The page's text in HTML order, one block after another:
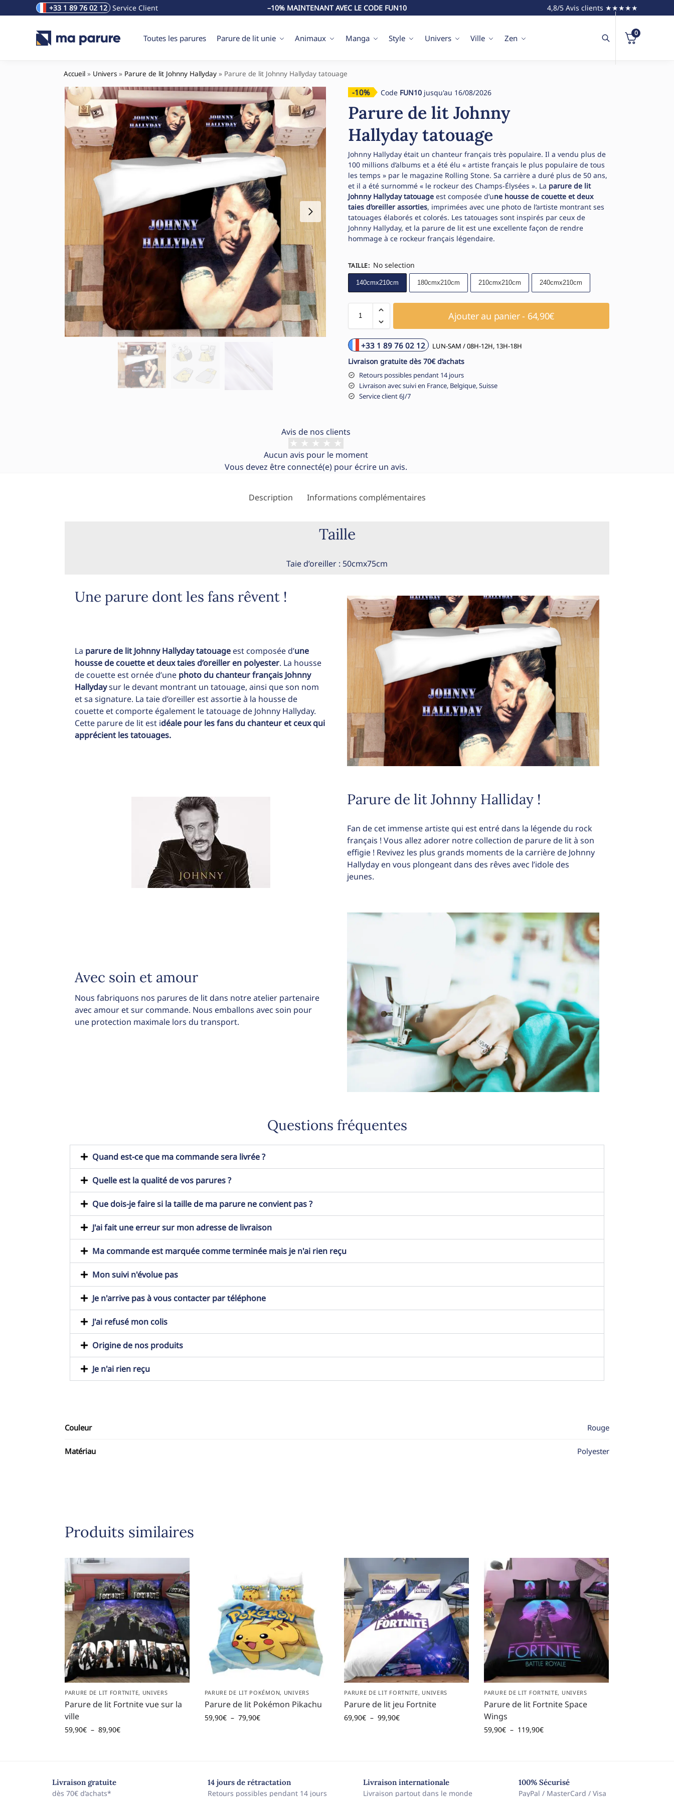
+33 1 89 76 02 12 Service Client –10% MAINTENANT AVEC LE CODE FUN10 4,8/5 Avis clients ★★★★★
Toutes les parures Parure de lit unie Animaux Manga Style Univers Ville Zen
Rechercher un produit
0
Accueil » Univers » Parure de lit Johnny Hallyday » Parure de lit Johnny Hallyday tatouage
-10% Code FUN10jusqu'au 16/08/2026
Parure de lit Johnny
Hallyday tatouage
Johnny Hallyday était un chanteur français très populaire. Il a vendu plus de
100 millions d’albums et a été élu « artiste français le plus populaire de tous
les temps » par le magazine Rolling Stone. Sa carrière a duré plus de 50 ans,
et il a été surnommé « le rockeur des Champs-Élysées ». La parure de lit
Johnny Hallyday tatouageest composée d’une housse de couette et deux
taies d’oreiller assorties, imprimées avec une photo de l’artiste montrant ses
tatouages ​​élaborés et colorés. Les tatouages ​​sont inspirés par ceux de
Johnny Hallyday, et la parure de lit est une excellente façon de rendre
hommage à ce rockeur français légendaire.
TAILLE: No selection
140cmx210cm 180cmx210cm 210cmx210cm 240cmx210cm
Ajouter au panier - 64,90€
+33 1 89 76 02 12 LUN-SAM / 08H-12H, 13H-18H
Livraison gratuite dès 70€ d’achats
Retours possibles pendant 14 jours
Livraison avec suivi en France, Belgique, Suisse
Service client 6J/7
Avis de nos clients
Aucun avis pour le moment
Vous devez être connecté(e) pour écrire un avis.
Description Informations complémentaires
Taille
Taie d’oreiller : 50cmx75cm
Une parure dont les fans rêvent !
La parure de lit Johnny Hallyday tatouageest composée d’une
housse de couette et deux taies d’oreiller en polyester. La housse
de couette est ornée d’unephoto du chanteur français Johnny
Hallydaysur le devant montrant un tatouage, ainsi que son nom
et sa signature. La taie d’oreiller est assortie à la housse de
couette et comporte également le tatouage de Johnny Hallyday.
Cette parure de lit est idéale pour les fans du chanteur et ceux qui
apprécient les tatouages.
Parure de lit Johnny Halliday !
Fan de cet immense artiste qui est entré dans la légende du rock
français ! Vous allez adorer notre collection de parure de lit à son
effigie ! Revivez les plus grands moments de la carrière de Johnny
Hallyday en vous plongeant dans des rêves avec l’idole des
jeunes.
Avec soin et amour
Nous fabriquons nos parures de lit dans notre atelier partenaire
avec amour et sur commande. Nous emballons avec soin pour
une protection maximale lors du transport.
Questions fréquentes
Quand est-ce que ma commande sera livrée ?
Quelle est la qualité de vos parures ?
Que dois-je faire si la taille de ma parure ne convient pas ?
J'ai fait une erreur sur mon adresse de livraison
Ma commande est marquée comme terminée mais je n'ai rien reçu
Mon suivi n'évolue pas
Je n'arrive pas à vous contacter par téléphone
J'ai refusé mon colis
Origine de nos produits
Je n'ai rien reçu
Couleur Rouge
Matériau Polyester
Produits similaires
PARURE DE LIT FORTNITE, UNIVERS
Parure de lit Fortnite vue sur la
ville
59,90€ – 89,90€
PARURE DE LIT POKÉMON, UNIVERS
Parure de lit Pokémon Pikachu
59,90€ – 79,90€
PARURE DE LIT FORTNITE, UNIVERS
Parure de lit jeu Fortnite
69,90€ – 99,90€
PARURE DE LIT FORTNITE, UNIVERS
Parure de lit Fortnite Space
Wings
59,90€ – 119,90€
Livraison gratuite
dès 70€ d’achats*
14 jours de rétractation
Retours possibles pendant 14 jours
Livraison internationale
Livraison partout dans le monde
100% Sécurisé
PayPal / MasterCard / Visa